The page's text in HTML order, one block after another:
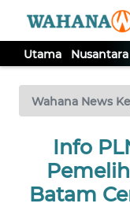
Utama Nusantara
Wahana News
Info
Batam
TV
Tutup
UTAMA
NUSANTARA